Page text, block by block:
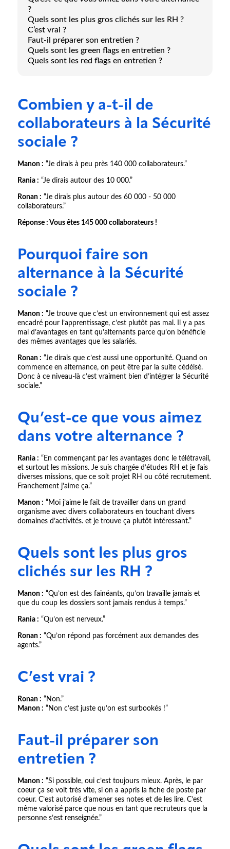
?
Quels sont les plus gros clichés sur les RH ?
C’est vrai ?
Faut-il préparer son entretien ?
Quels sont les green flags en entretien ?
Quels sont les red flags en entretien ?
Combien y a-t-il de
collaborateurs à la Sécurité
sociale ?
Manon : “Je dirais à peu près 140 000 collaborateurs.”
Rania : “Je dirais autour des 10 000.”
Ronan : “Je dirais plus autour des 60 000 - 50 000
collaborateurs.”
Réponse : Vous êtes 145 000 collaborateurs !
Pourquoi faire son
alternance à la Sécurité
sociale ?
Manon : “Je trouve que c’est un environnement qui est assez
encadré pour l’apprentissage, c’est plutôt pas mal. Il y a pas
mal d’avantages en tant qu’alternants parce qu’on bénéficie
des mêmes avantages que les salariés.
Ronan : “Je dirais que c’est aussi une opportunité. Quand on
commence en alternance, on peut être par la suite cédéisé.
Donc à ce niveau-là c’est vraiment bien d’intégrer la Sécurité
sociale.”
Qu’est-ce que vous aimez
dans votre alternance ?
Rania : “En commençant par les avantages donc le télétravail,
et surtout les missions. Je suis chargée d’études RH et je fais
diverses missions, que ce soit projet RH ou côté recrutement.
Franchement j’aime ça.”
Manon : “Moi j’aime le fait de travailler dans un grand
organisme avec divers collaborateurs en touchant divers
domaines d’activités. et je trouve ça plutôt intéressant.”
Quels sont les plus gros
clichés sur les RH ?
Manon : “Qu’on est des fainéants, qu’on travaille jamais et
que du coup les dossiers sont jamais rendus à temps.”
Rania : “Qu’on est nerveux.”
Ronan : “Qu’on répond pas forcément aux demandes des
agents.”
C’est vrai ?
Ronan : “Non.”
Manon : “Non c’est juste qu’on est surbookés !”
Faut-il préparer son
entretien ?
Manon : “Si possible, oui c’est toujours mieux. Après, le par
coeur ça se voit très vite, si on a appris la fiche de poste par
coeur. C’est autorisé d’amener ses notes et de les lire. C’est
même valorisé parce que nous en tant que recruteurs que la
personne s’est renseignée.”